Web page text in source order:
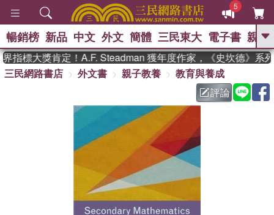
5
GO
熱搜： 東野圭吾 、 高希均教授回憶錄
父親節 、 如果歷
暑期推薦 、 國際布克
獎 臺灣漫遊錄
、
登輝時代
、 數學女孩：黎曼猜想
偉大的迷走神經
暢銷榜 新品 中文 外文 簡體 三民東大 電子書 親子
指標大獎肯定！A.F. Steadman 獲年度作家，《史坎德》系列
三民網路書店
外文書 親子教養
教育與養成
評論